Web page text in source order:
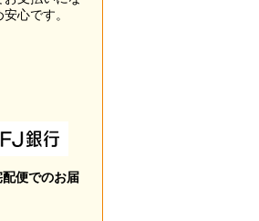
心です。
便でのお届